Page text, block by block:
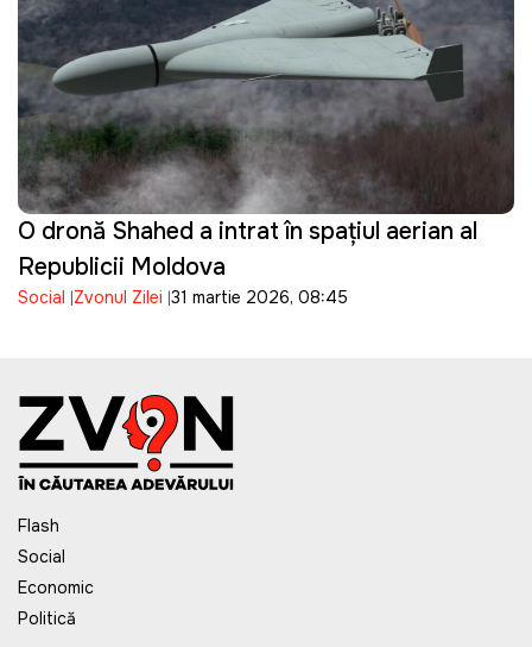
O dronă Shahed a intrat în spațiul aerian al
Republicii Moldova
Social Zvonul Zilei 31 martie 2026, 08:45
Flash
Social
Economic
Politică